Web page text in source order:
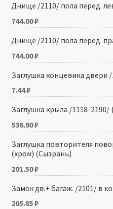
Днище /2110/ пола перед.
744.00₽
Днище /2110/ пола перед.
744.00₽
Заглушка концевика двери
7.44₽
Заглушка крыла /1118-2190/
536.90₽
Заглушка повторителя
(хром) (Сызрань)
201.50₽
Замок дв.+ багаж. /2101/ в
205.85₽